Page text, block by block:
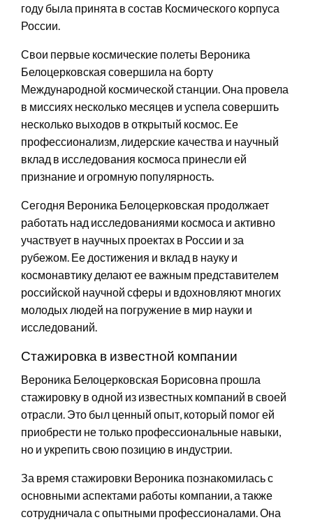
году была принята в состав Космического корпуса
России.
Свои первые космические полеты Вероника
Белоцерковская совершила на борту
Международной космической станции. Она провела
в миссиях несколько месяцев и успела совершить
несколько выходов в открытый космос. Ее
профессионализм, лидерские качества и научный
вклад в исследования космоса принесли ей
признание и огромную популярность.
Сегодня Вероника Белоцерковская продолжает
работать над исследованиями космоса и активно
участвует в научных проектах в России и за
рубежом. Ее достижения и вклад в науку и
космонавтику делают ее важным представителем
российской научной сферы и вдохновляют многих
молодых людей на погружение в мир науки и
исследований.
Стажировка в известной компании
Вероника Белоцерковская Борисовна прошла
стажировку в одной из известных компаний в своей
отрасли. Это был ценный опыт, который помог ей
приобрести не только профессиональные навыки,
но и укрепить свою позицию в индустрии.
За время стажировки Вероника познакомилась с
основными аспектами работы компании, а также
сотрудничала с опытными профессионалами. Она